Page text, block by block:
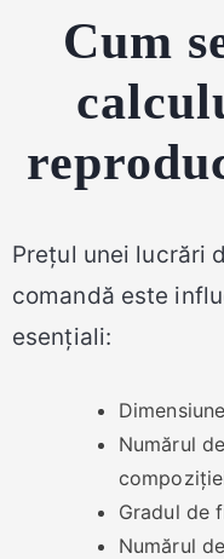
Cum
Prețul unei lucrări
comandă este
esențiali:
Numărul
Gradul de
Numărul